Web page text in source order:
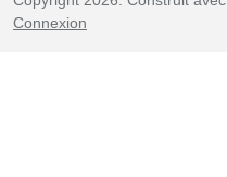
Connexion